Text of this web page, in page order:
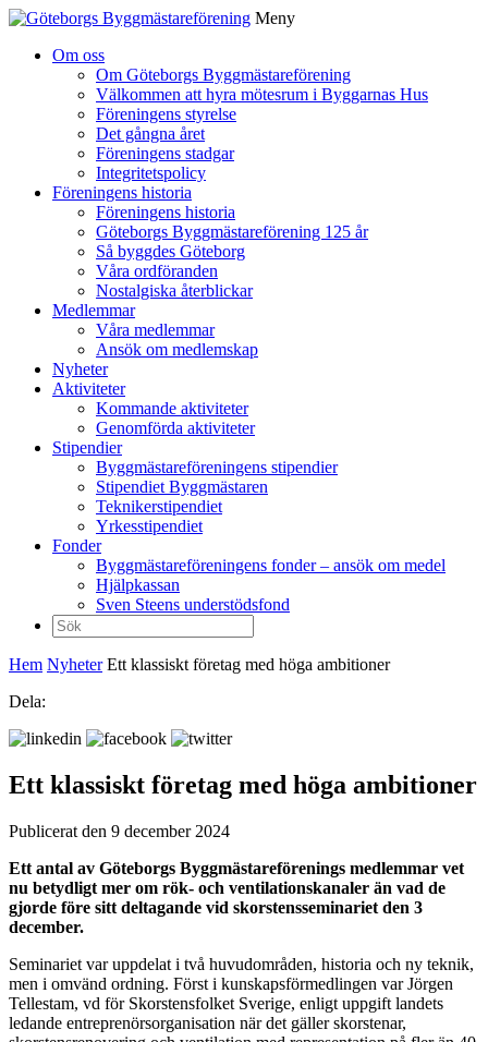
Meny
Om oss
Om Göteborgs Byggmästareförening
Välkommen att hyra mötesrum i Byggarnas Hus
Föreningens styrelse
Det gångna året
Föreningens stadgar
Integritetspolicy
Föreningens historia
Föreningens historia
Göteborgs Byggmästareförening 125 år
Så byggdes Göteborg
Våra ordföranden
Nostalgiska återblickar
Medlemmar
Våra medlemmar
Ansök om medlemskap
Nyheter
Aktiviteter
Kommande aktiviteter
Genomförda aktiviteter
Stipendier
Byggmästareföreningens stipendier
Stipendiet Byggmästaren
Teknikerstipendiet
Yrkesstipendiet
Fonder
Byggmästareföreningens fonder – ansök om medel
Hjälpkassan
Sven Steens understödsfond
Sök
efter:
Hem Nyheter Ett klassiskt företag med höga ambitioner
Dela:
Ett klassiskt företag med höga ambitioner
Publicerat den 9 december 2024
Ett antal av Göteborgs Byggmästareförenings medlemmar vet
nu betydligt mer om rök- och ventilationskanaler än vad de
gjorde före sitt deltagande vid skorstensseminariet den 3
december.
Seminariet var uppdelat i två huvudområden, historia och ny teknik,
men i omvänd ordning. Först i kunskapsförmedlingen var Jörgen
Tellestam, vd för Skorstensfolket Sverige, enligt uppgift landets
ledande entreprenörsorganisation när det gäller skorstenar,